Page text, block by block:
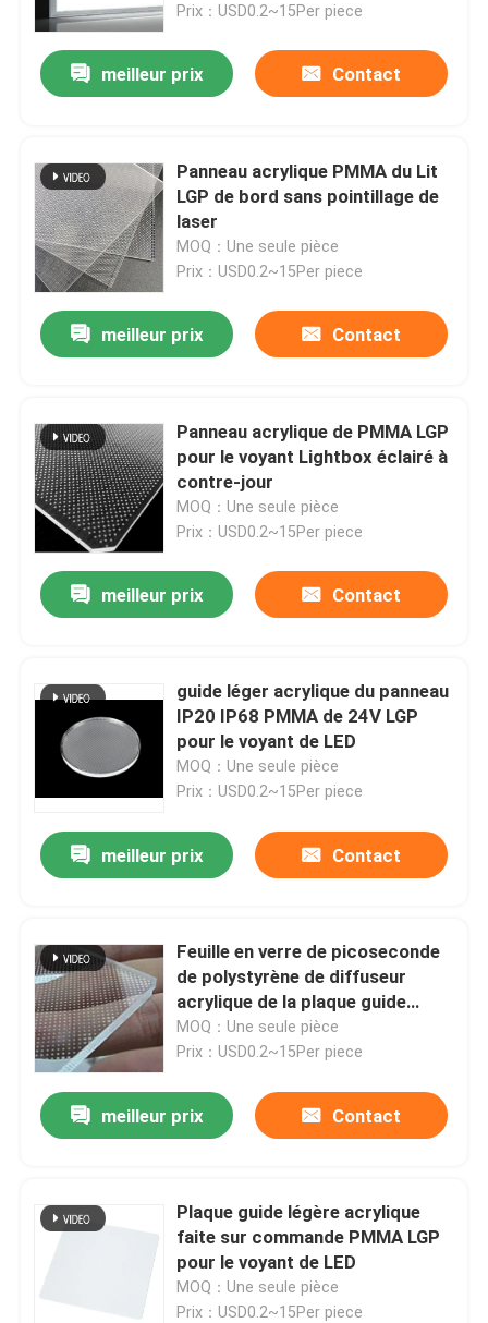
Prix：USD0.2~15Per piece
meilleur prix Contact
Panneau acrylique PMMA du Lit
LGP de bord sans pointillage de
laser
MOQ：Une seule pièce
Prix：USD0.2~15Per piece
meilleur prix Contact
Panneau acrylique de PMMA LGP
pour le voyant Lightbox éclairé à
contre-jour
MOQ：Une seule pièce
Prix：USD0.2~15Per piece
meilleur prix Contact
guide léger acrylique du panneau
IP20 IP68 PMMA de 24V LGP
pour le voyant de LED
MOQ：Une seule pièce
Prix：USD0.2~15Per piece
meilleur prix Contact
Feuille en verre de picoseconde
de polystyrène de diffuseur
acrylique de la plaque guide
d'IP20 IP68 PMMA LED LGP
MOQ：Une seule pièce
Prix：USD0.2~15Per piece
meilleur prix Contact
Plaque guide légère acrylique
faite sur commande PMMA LGP
pour le voyant de LED
MOQ：Une seule pièce
Prix：USD0.2~15Per piece